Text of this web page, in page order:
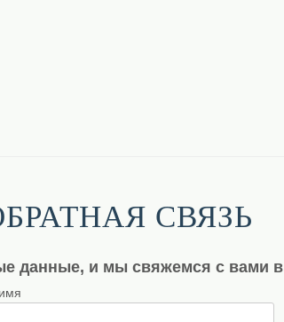
СВЯЗЬ
данные, и мы свяжемся с вами